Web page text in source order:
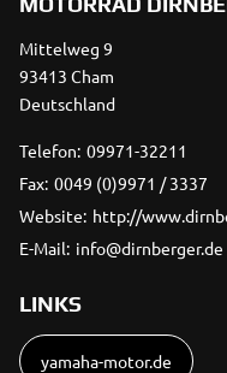
Mittelweg 9
93413 Cham
Deutschland
Telefon: 09971-32211
Fax: 0049 (0)9971 / 3337
Website: http://
E-Mail: info@dirnberger.de
LINKS
yamaha-motor.de